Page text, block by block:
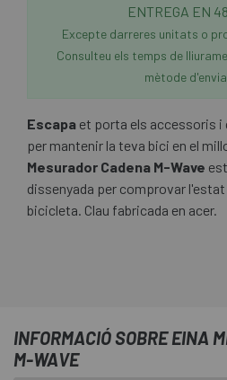
ENTREGA EN
Excepte darreres unitats o
Consulteu els temps de
mètode
Escapa et porta els accessoris i
per mantenir la teva bici en el
Mesurador Cadena M-Wave
dissenyada per comprovar l'estat
bicicleta. Clau fabricada en acer.
INFORMACIÓ SOBRE EINA
M-WAVE